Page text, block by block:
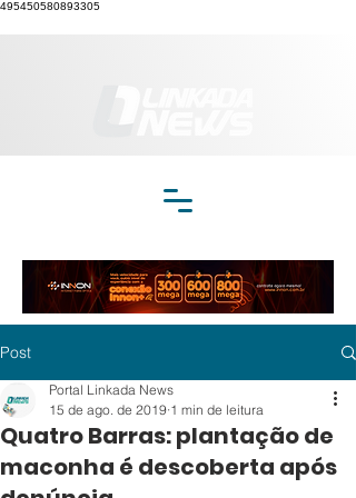
495450580893305
Post
Quatro Barras: plantação de
maconha é descoberta após
Portal Linkada News
15 de ago. de 2019 1 min de leitura